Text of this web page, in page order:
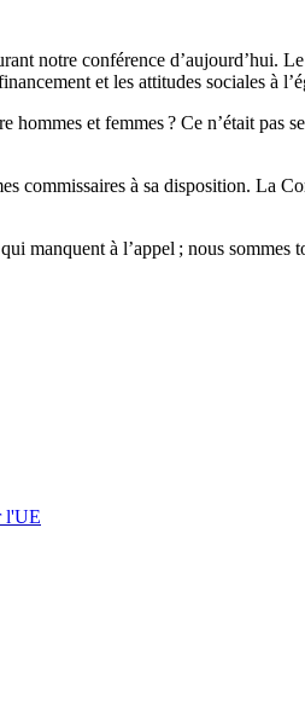
notre conférence d’aujourd’hui.
et les attitudes sociales à
et femmes ? Ce n’était
commissaires à sa disposition. La
manquent à l’appel ; nous
l'UE